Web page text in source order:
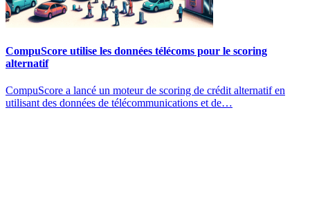
CompuScore utilise les données télécoms pour le scoring
alternatif
CompuScore a lancé un moteur de scoring de crédit alternatif en
utilisant des données de télécommunications et de…